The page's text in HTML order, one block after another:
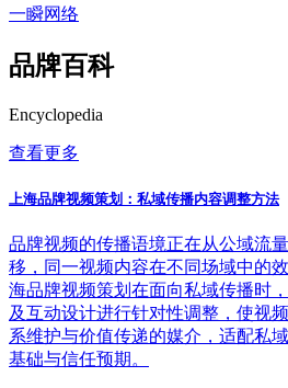
一瞬网络
品牌百科
Encyclopedia
查看更多
上海品牌视频策划：私域传播内容调整方法
品牌视频的传播语境正在从公域流
移，同一视频内容在不同场域中的
海品牌视频策划在面向私域传播时
及互动设计进行针对性调整，使视
系维护与价值传递的媒介，适配私
基础与信任预期。